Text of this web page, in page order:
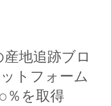
地追跡ブロ
トフォーム
％を取得